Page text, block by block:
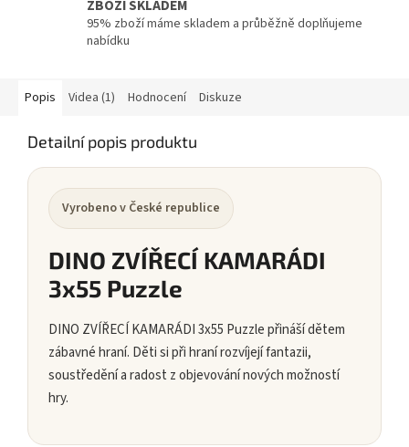
ZBOŽÍ SKLADEM
95% zboží máme skladem a průběžně doplňujeme
nabídku
Popis Videa (1) Hodnocení Diskuze
Detailní popis produktu
Vyrobeno v České republice
DINO ZVÍŘECÍ KAMARÁDI
3x55 Puzzle
DINO ZVÍŘECÍ KAMARÁDI 3x55 Puzzle přináší dětem
zábavné hraní. Děti si při hraní rozvíjejí fantazii,
soustředění a radost z objevování nových možností
hry.